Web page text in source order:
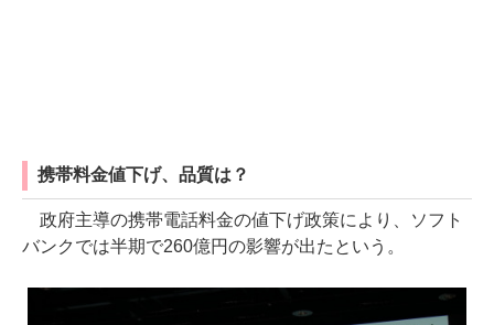
携帯料金値下げ、品質は？
政府主導の携帯電話料金の値下げ政策により、ソフト
バンクでは半期で260億円の影響が出たという。